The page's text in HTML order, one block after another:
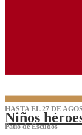
HASTA EL 27 DE
Niños
Patio de Escudos